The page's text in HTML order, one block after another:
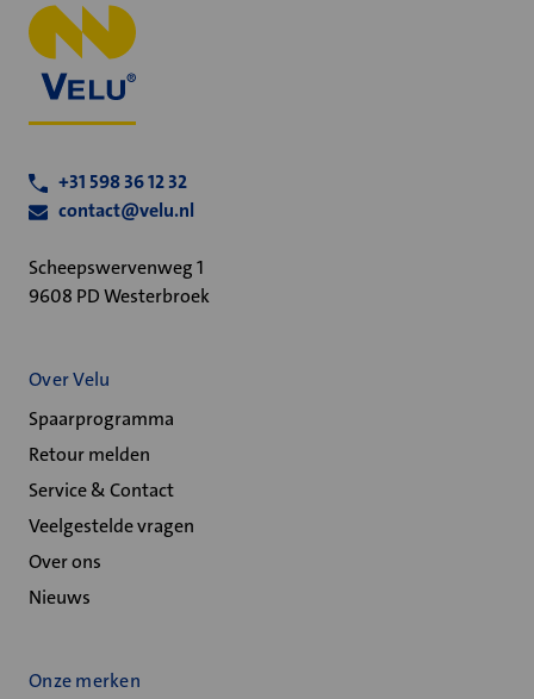
+31 598 36 12 32
contact@velu.nl
Scheepswervenweg 1
9608 PD Westerbroek
Over Velu
Spaarprogramma
Retour melden
Service & Contact
Veelgestelde vragen
Over ons
Nieuws
Onze merken